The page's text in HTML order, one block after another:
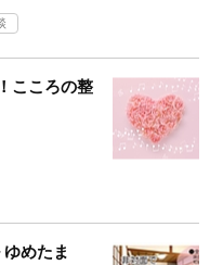
こころの整
めたま